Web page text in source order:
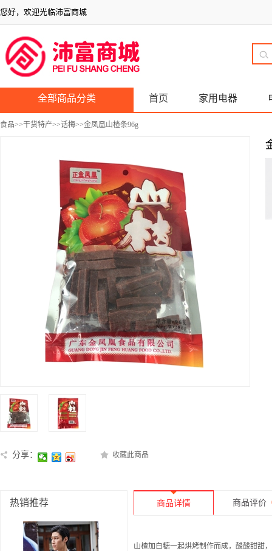
您好，欢迎光临沛富商城
全部商品分类 首页 家用电器
食品>>干货特产>>话梅>>金凤凰山楂条96g
分享： 收藏此商品
热销推荐 商品详情 商品评价
山楂加白糖一起烘烤制作而成，酸酸甜甜